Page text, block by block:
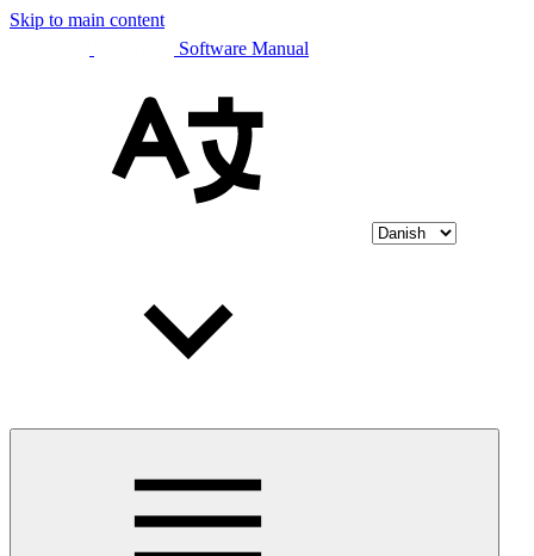
Skip to main content
Software Manual